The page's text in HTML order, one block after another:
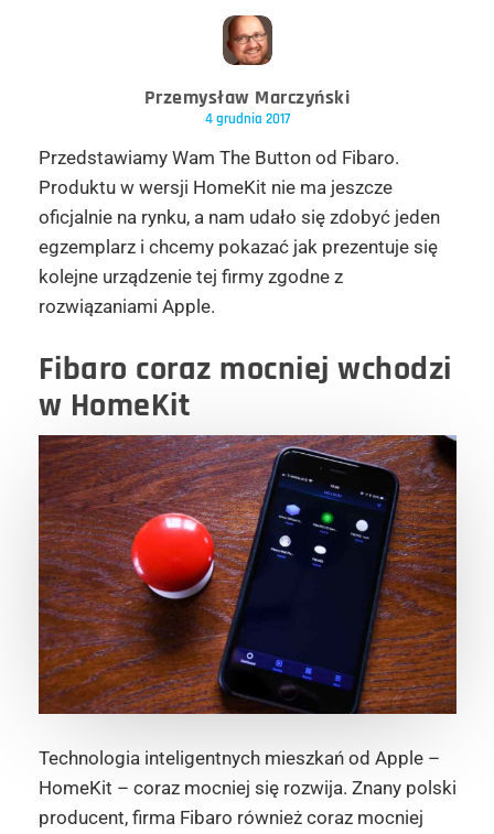
Przemysław Marczyński
4 grudnia 2017
Przedstawiamy Wam The Button od Fibaro.
Produktu w wersji HomeKit nie ma jeszcze
oficjalnie na rynku, a nam udało się zdobyć jeden
egzemplarz i chcemy pokazać jak prezentuje się
kolejne urządzenie tej firmy zgodne z
rozwiązaniami Apple.
Fibaro coraz mocniej wchodzi
w HomeKit
Technologia inteligentnych mieszkań od Apple –
HomeKit – coraz mocniej się rozwija. Znany polski
producent, firma Fibaro również coraz mocniej